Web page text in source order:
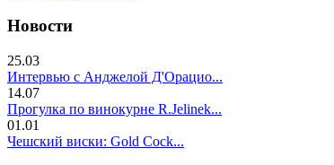
Новости
25.03
Интервью с Анджелой Д'Орацио...
14.07
Прогулка по винокурне R.Jelinek...
01.01
Чешский виски: Gold Cock...